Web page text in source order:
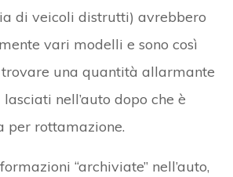
di veicoli distrutti) avrebbero
vari modelli e sono così
una quantità allarmante
nell’auto dopo che è
per rottamazione.
“archiviate” nell’auto,